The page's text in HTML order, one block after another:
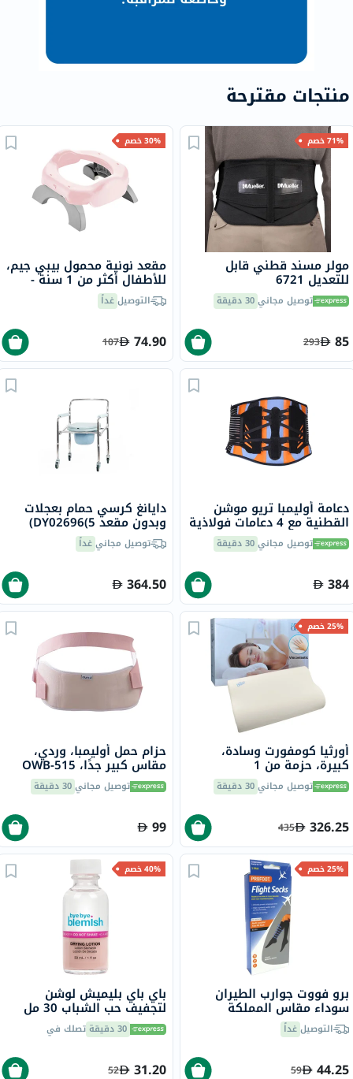
منتجات مقترحة
71% خصم
مولر مسند قطني قابل
للتعديل 6721
توصيل مجاني30 دقيقة
85
293
30% خصم
مقعد نونية محمول بيبي جيم،
للأطفال أكثر من 1 سنة -
ورديالتوصيلغداً
74.90
107
دعامة أوليمبا تريو موشن
القطنية مع 4 دعامات فولاذية
9.5 بوصة كبير جدًا، OWB-511 توصيل مجاني30 دقيقة
384
دايانغ كرسي حمام بعجلات
وبدون مقعد DY02696(5)
توصيل مجانيغداً
364.50
25% خصم
أورثيا كومفورت وسادة،
كبيرة، حزمة من 1
توصيل مجاني30 دقيقة
326.25
435
حزام حمل أوليمبا، وردي،
مقاس كبير جدًا، OWB-515
توصيل مجاني30 دقيقة
99
25% خصم
برو فووت جوارب الطيران
سوداء مقاس المملكة
P72002/2
التوصيلغداً
44.25
59
40% خصم
باي باي بليميش لوشن
لتجفيف حب الشباب 30 مل
30 دقيقة تصلك في
31.20
52